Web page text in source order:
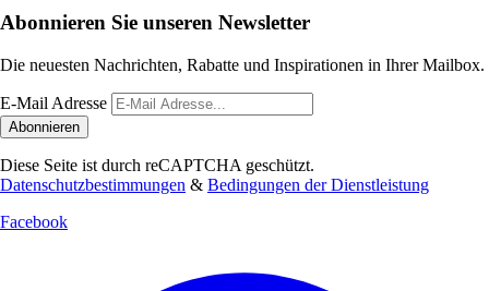
Abonnieren Sie unseren Newsletter
Die neuesten Nachrichten, Rabatte und Inspirationen in Ihrer Mailbox.
E-Mail Adresse
Abonnieren
Diese Seite ist durch reCAPTCHA geschützt.
Datenschutzbestimmungen & Bedingungen der Dienstleistung
Facebook